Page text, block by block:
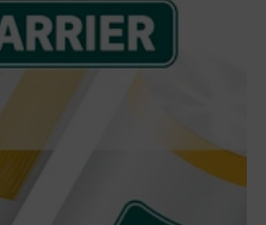
конструкциите от влага.
Повече детайли